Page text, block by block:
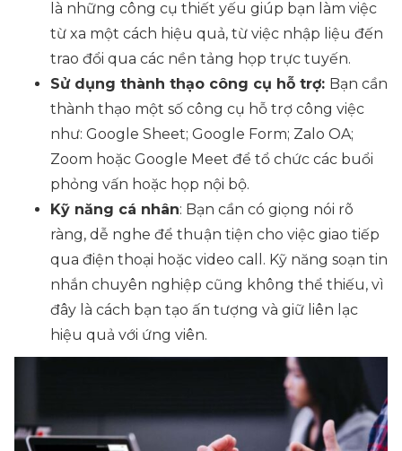
là những công cụ thiết yếu giúp bạn làm việc
từ xa một cách hiệu quả, từ việc nhập liệu đến
trao đổi qua các nền tảng họp trực tuyến.
Sử dụng thành thạo công cụ hỗ trợ: Bạn cần
thành thạo một số công cụ hỗ trợ công việc
như: Google Sheet; Google Form; Zalo OA;
Zoom hoặc Google Meet để tổ chức các buổi
phỏng vấn hoặc họp nội bộ.
Kỹ năng cá nhân: Bạn cần có giọng nói rõ
ràng, dễ nghe để thuận tiện cho việc giao tiếp
qua điện thoại hoặc video call. Kỹ năng soạn tin
nhắn chuyên nghiệp cũng không thể thiếu, vì
đây là cách bạn tạo ấn tượng và giữ liên lạc
hiệu quả với ứng viên.